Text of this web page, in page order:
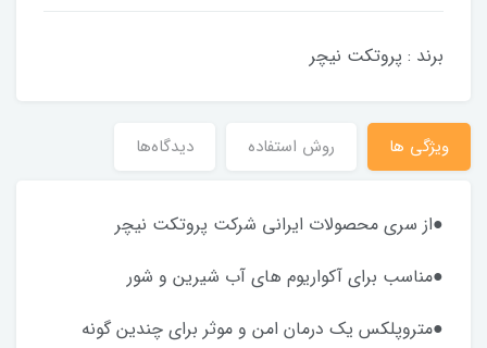
برند : پروتکت نیچر
ویژگی ها روش استفاده دیدگاه‌ها
●از سری محصولات ایرانی شرکت پروتکت نیچر
●مناسب برای آکواریوم های آب شیرین و شور
●متروپلکس یک درمان امن و موثر برای چندین گونه